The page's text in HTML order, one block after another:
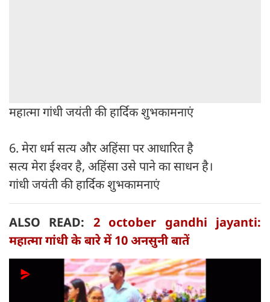
महात्मा गांधी जयंती की हार्दिक शुभकामनाएं
6. मेरा धर्म सत्य और अहिंसा पर आधारित है
सत्य मेरा ईश्वर है, अहिंसा उसे पाने का साधन है।
गांधी जयंती की हार्दिक शुभकामनाएं
ALSO READ: 2 october gandhi jayanti:
महात्मा गांधी के बारे में 10 अनसुनी बातें